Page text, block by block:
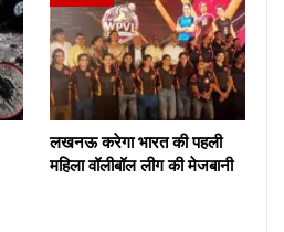
लखनऊ करेगा भारत की पहली
महिला वॉलीबॉल लीग की मेजबानी